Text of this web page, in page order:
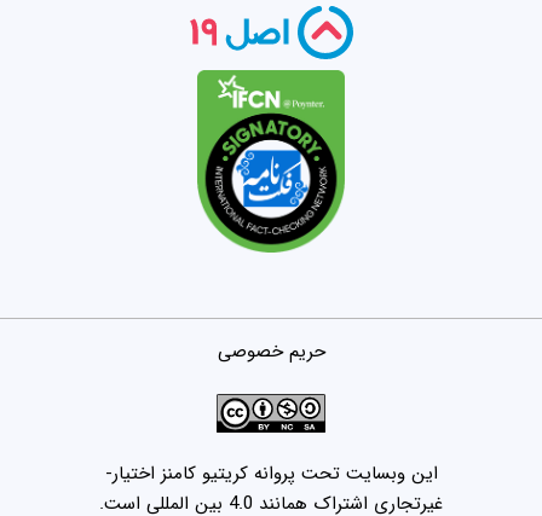
حریم خصوصی
این وبسایت تحت پروانه کریتیو کامنز اختیار-
غیرتجاری اشتراک همانند 4.0 بین المللی است.